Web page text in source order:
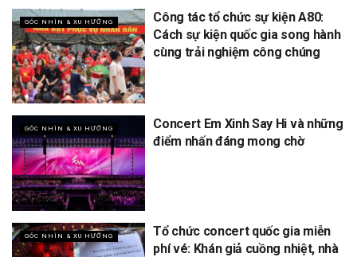
GÓC NHÌN & XU HƯỚNG
Công tác tổ chức sự kiện A80:
Cách sự kiện quốc gia song hành
cùng trải nghiệm công chúng
GÓC NHÌN & XU HƯỚNG
Concert Em Xinh Say Hi và những
điểm nhấn đáng mong chờ
GÓC NHÌN & XU HƯỚNG
Tổ chức concert quốc gia miễn
phí vé: Khán giả cuồng nhiệt, nhà